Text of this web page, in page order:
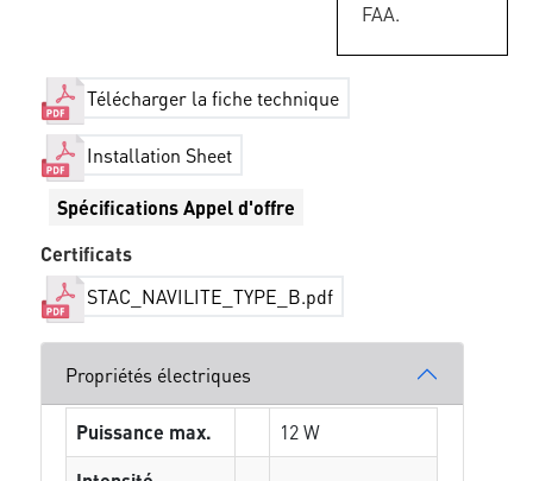
FAA.
Télécharger la fiche technique
Installation Sheet
Spécifications Appel d'offre
Certificats
STAC_NAVILITE_TYPE_B.pdf
Propriétés électriques
Puissance max.
12 W